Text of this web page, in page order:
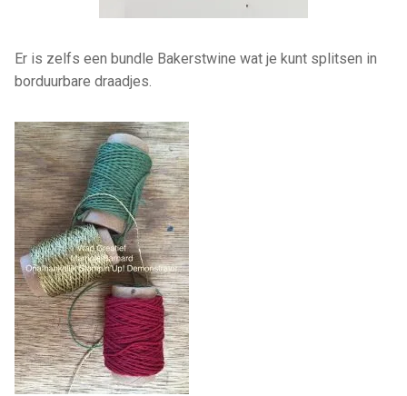
Er is zelfs een bundle Bakerstwine wat je kunt splitsen in
borduurbare draadjes.